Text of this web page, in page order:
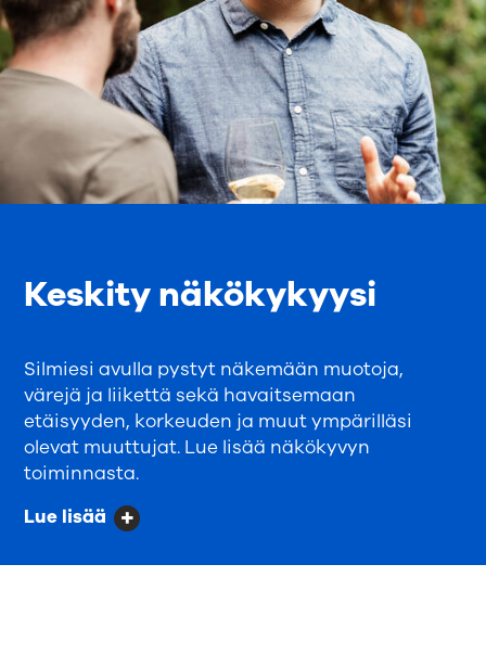
Keskity näkökykyysi
Silmiesi avulla pystyt näkemään muotoja,
värejä ja liikettä sekä havaitsemaan
etäisyyden, korkeuden ja muut ympärilläsi
olevat muuttujat. Lue lisää näkökyvyn
toiminnasta.
Lue lisää